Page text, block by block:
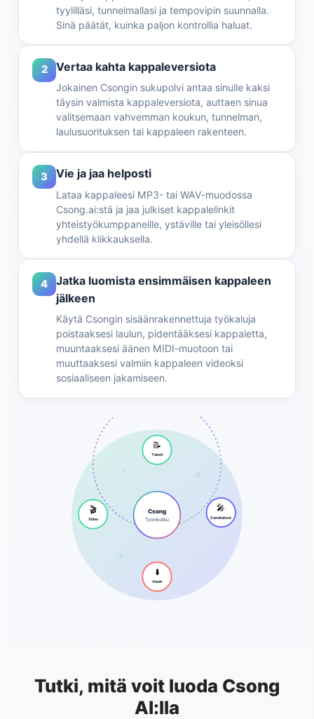
tyylilläsi, tunnelmallasi ja tempovipin suunnalla.
Sinä päätät, kuinka paljon kontrollia haluat.
2 Vertaa kahta kappaleversiota
Jokainen Csongin sukupolvi antaa sinulle kaksi
täysin valmista kappaleversiota, auttaen sinua
valitsemaan vahvemman koukun, tunnelman,
laulusuorituksen tai kappaleen rakenteen.
3 Vie ja jaa helposti
Lataa kappaleesi MP3- tai WAV-muodossa
Csong.ai:stä ja jaa julkiset kappalelinkit
yhteistyökumppaneille, ystäville tai yleisöllesi
yhdellä klikkauksella.
4
Jatka luomista ensimmäisen kappaleen
jälkeen
Käytä Csongin sisäänrakennettuja työkaluja
poistaaksesi laulun, pidentääksesi kappaletta,
muuntaaksesi äänen MIDI-muotoon tai
muuttaaksesi valmiin kappaleen videoksi
sosiaaliseen jakamiseen.
Csong
Työnkulku
📝
Teksti
🎤
Sanoitukset
⬇️
Vienti
🎬
Video
♪
♫
♪
♫
Tutki, mitä voit luoda Csong
AI:lla